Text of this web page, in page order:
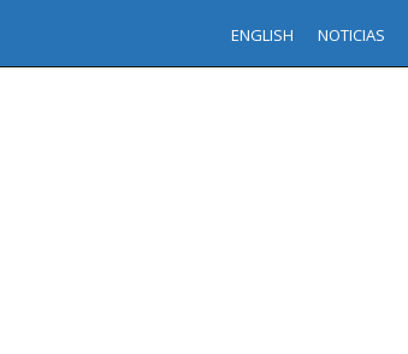
ENGLISH NOTICIAS